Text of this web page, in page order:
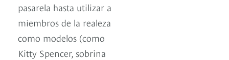
pasarela hasta utilizar a
miembros de la realeza
como modelos (como
Kitty Spencer, sobrina